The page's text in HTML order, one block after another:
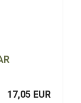
17,05 EUR